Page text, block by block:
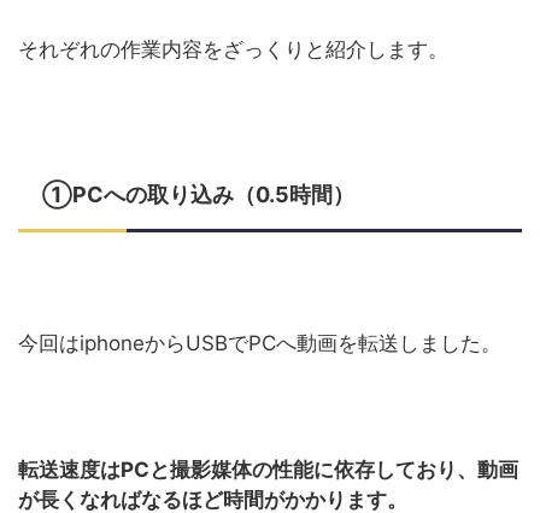
それぞれの作業内容をざっくりと紹介します。
①PCへの取り込み（0.5時間）
今回はiphoneからUSBでPCへ動画を転送しました。
転送速度はPCと撮影媒体の性能に依存しており、動画
が長くなればなるほど時間がかかります。